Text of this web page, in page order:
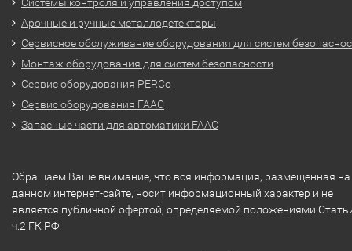
Арочные и ручные металлодетекторы
Сервисное обслуживание оборудования для систем
Монтаж оборудования для систем безопасности
Сервис оборудования PERCo
Сервис оборудования FAAC
Запасные части для автоматики FAAC
Обращаем Ваше внимание, что вся информация, размещенная на
данном интернет-сайте, носит информационный характер и не
является публичной офертой, определяемой положениями
ч.2 ГК РФ.